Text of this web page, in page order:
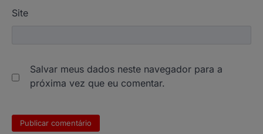
Site
Salvar meus dados neste navegador para a
próxima vez que eu comentar.